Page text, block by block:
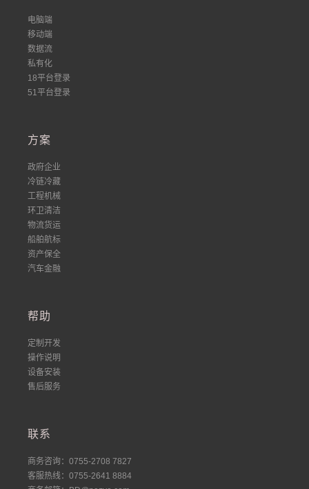
电脑端
移动端
数据流
私有化
18平台登录
51平台登录
方案
政府企业
冷链冷藏
工程机械
环卫清洁
物流货运
船舶航标
资产保全
汽车金融
帮助
定制开发
操作说明
设备安装
售后服务
联系
商务咨询：0755-2708 7827
客服热线：0755-2641 8884